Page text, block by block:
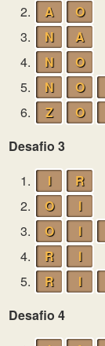
2.
A
O
3.
N
A
4.
N
O
5.
N O
6.
Z O
Desafio 3
1.
I
R
2.
O
I
3.
O I
4.
R
I
5.
R I
Desafio 4